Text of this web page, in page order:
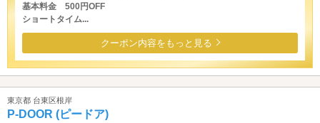
基本料金 500円OFF
ショートタイム...
クーポン内容をもっと見る
東京都 台東区根岸
P-DOOR (ピードア)